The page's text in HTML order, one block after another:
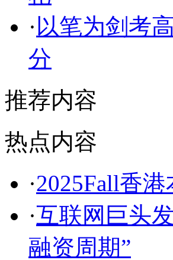
·以笔为剑考
分
推荐内容
热点内容
·2025Fall香
·互联网巨头
融资周期”